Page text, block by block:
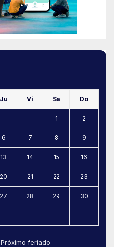
Ju Vi Sa Do
1 2
6 7 8 9
13 14 15 16
20 21 22 23
27 28 29 30
Próximo feriado